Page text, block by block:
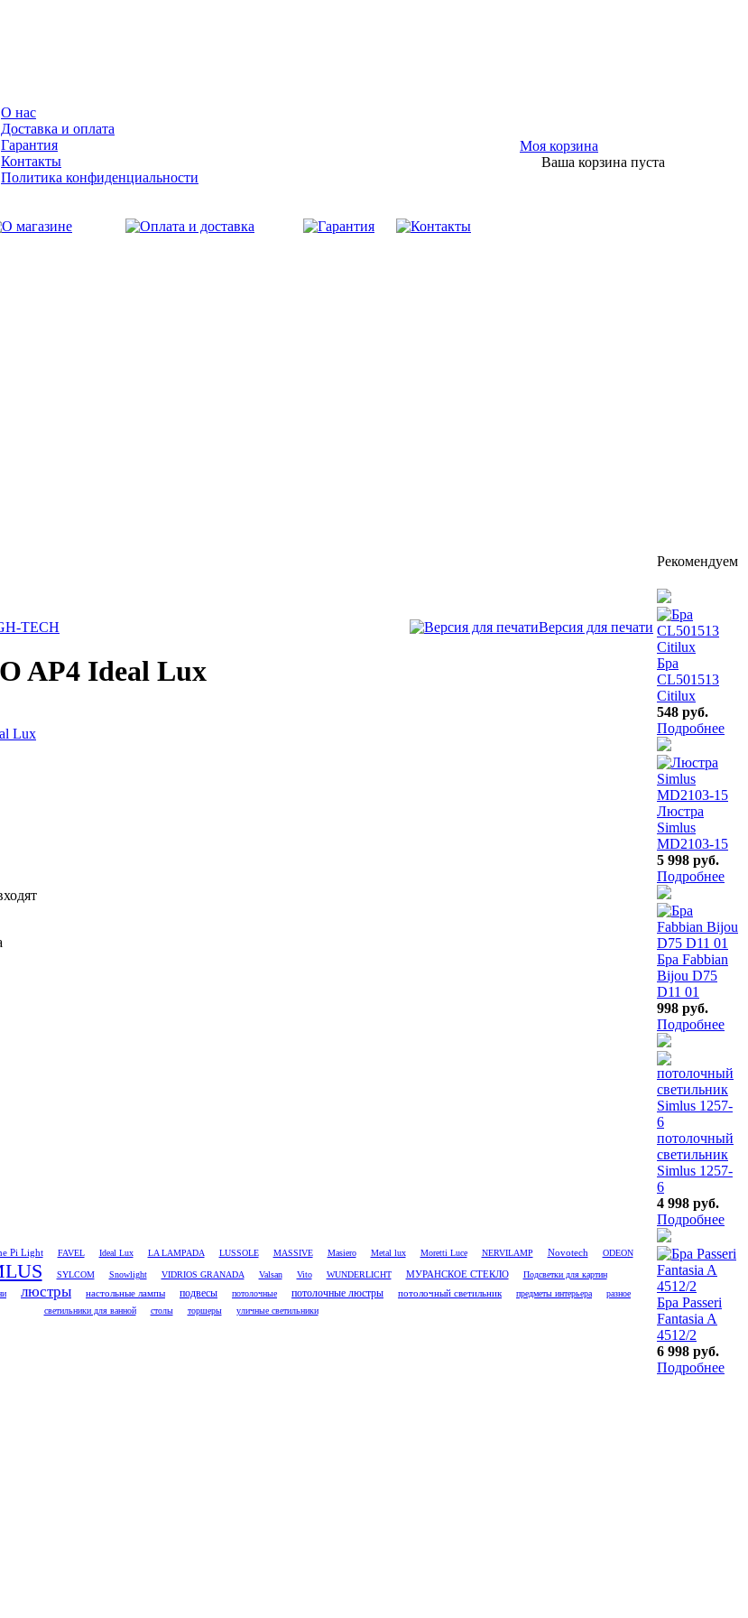
О нас
Доставка и оплата
Гарантия
Контакты
Политика конфиденциальности
Моя корзина
Ваша корзина пуста
TECH Версия для печати
AP4 Ideal Lux
Pi Light FAVEL Ideal Lux LA LAMPADA LUSSOLE MASSIVE Masiero Metal lux Moretti Luce NERVILAMP Novotech ODEON
SYLCOM Snowlight VIDRIOS GRANADA Valsan Vito WUNDERLICHT МУРАНСКОЕ СТЕКЛО
Подсветки для картин
люстры настольные лампы подвесы потолочные потолочные люстры потолочный светильник предметы интерьера
разное
светильники для ванной
столы торшеры уличные светильники
Рекомендуем
Бра
CL501513
Citilux
548 руб.
Подробнее
Люстра
Simlus
MD2103-15
5 998 руб.
Подробнее
Бра Fabbian
Bijou D75
D11 01
998 руб.
Подробнее
потолочный
светильник
Simlus 1257-
6
4 998 руб.
Подробнее
Бра Passeri
Fantasia A
4512/2
6 998 руб.
Подробнее